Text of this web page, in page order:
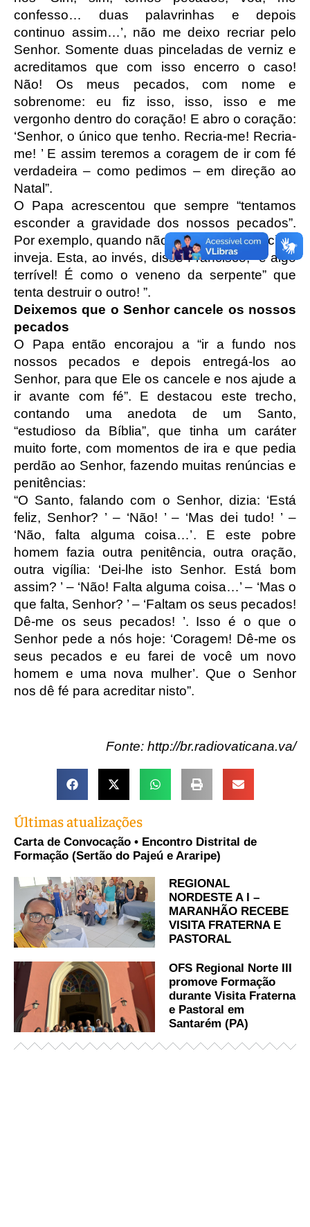
confesso… duas palavrinhas e depois
continuo assim…’, não me deixo recriar pelo
Senhor. Somente duas pinceladas de verniz e
acreditamos que com isso encerro o caso!
Não! Os meus pecados, com nome e
sobrenome: eu fiz isso, isso, isso e me
vergonho dentro do coração! E abro o coração:
‘Senhor, o único que tenho. Recria-me! Recria-
me! ’ E assim teremos a coragem de ir com fé
verdadeira – como pedimos – em direção ao
Natal”.
O Papa acrescentou que sempre “tentamos
esconder a gravidade dos nossos pecados”.
Por exemplo, quando não damos importância à
inveja. Esta, ao invés, disse Francisco, “é algo
terrível! É como o veneno da serpente” que
tenta destruir o outro! ”.
Deixemos que o Senhor cancele os nossos
pecados
O Papa então encorajou a “ir a fundo nos
nossos pecados e depois entregá-los ao
Senhor, para que Ele os cancele e nos ajude a
ir avante com fé”. E destacou este trecho,
contando uma anedota de um Santo,
“estudioso da Bíblia”, que tinha um caráter
muito forte, com momentos de ira e que pedia
perdão ao Senhor, fazendo muitas renúncias e
penitências:
“O Santo, falando com o Senhor, dizia: ‘Está
feliz, Senhor? ’ – ‘Não! ’ – ‘Mas dei tudo! ’ –
‘Não, falta alguma coisa…’. E este pobre
homem fazia outra penitência, outra oração,
outra vigília: ‘Dei-lhe isto Senhor. Está bom
assim? ’ – ‘Não! Falta alguma coisa…’ – ‘Mas o
que falta, Senhor? ’ – ‘Faltam os seus pecados!
Dê-me os seus pecados! ’. Isso é o que o
Senhor pede a nós hoje: ‘Coragem! Dê-me os
seus pecados e eu farei de você um novo
homem e uma nova mulher’. Que o Senhor
nos dê fé para acreditar nisto”.
Fonte: http://br.radiovaticana.va/
Últimas atualizações
Carta de Convocação • Encontro Distrital de
Formação (Sertão do Pajeú e Araripe)
REGIONAL
NORDESTE A I –
MARANHÃO RECEBE
VISITA FRATERNA E
PASTORAL
OFS Regional Norte III
promove Formação
durante Visita Fraterna
e Pastoral em
Santarém (PA)